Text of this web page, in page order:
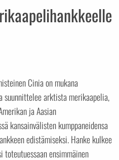
Cinia on mukana
suunnittelee arktista merikaapelia,
ja Aasian
kansainvälisten kumppaneidensa
edistämiseksi. Hanke kulkee
toteutuessaan ensimmäinen